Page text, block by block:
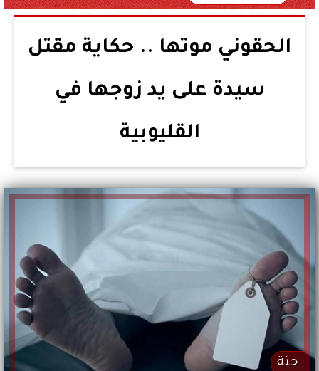
الحقوني موتها .. حكاية مقتل
سيدة على يد زوجها في
القليوبية
جثة